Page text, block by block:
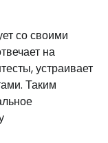
со своими
на
устраивает
Таким